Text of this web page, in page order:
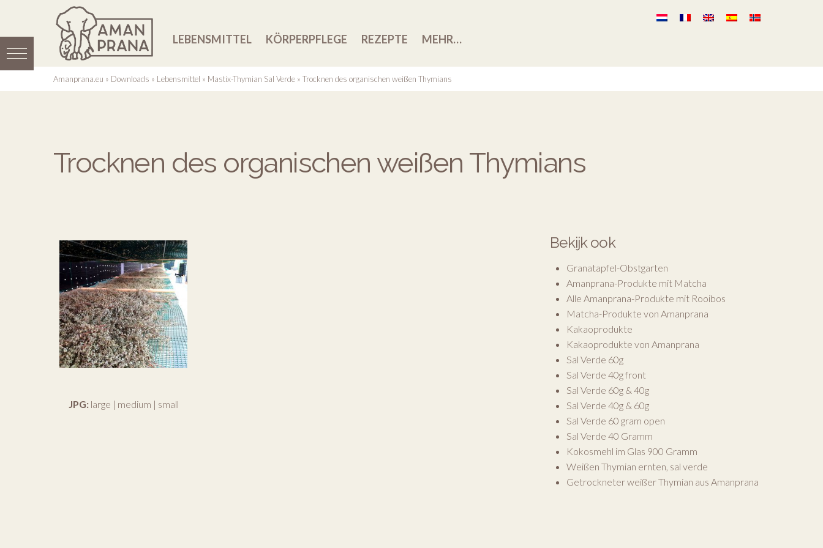
LEBENSMITTEL KÖRPERPFLEGE REZEPTE MEHR…
Amanprana.eu » Downloads » Lebensmittel » Mastix-Thymian Sal Verde » Trocknen des organischen weißen Thymians
Trocknen des organischen weißen Thymians
JPG: large | medium | small
Bekijk ook
Granatapfel-Obstgarten
Amanprana-Produkte mit Matcha
Alle Amanprana-Produkte mit Rooibos
Matcha-Produkte von Amanprana
Kakaoprodukte
Kakaoprodukte von Amanprana
Sal Verde 60g
Sal Verde 40g front
Sal Verde 60g & 40g
Sal Verde 40g & 60g
Sal Verde 60 gram open
Sal Verde 40 Gramm
Kokosmehl im Glas 900 Gramm
Weißen Thymian ernten, sal verde
Getrockneter weißer Thymian aus Amanprana